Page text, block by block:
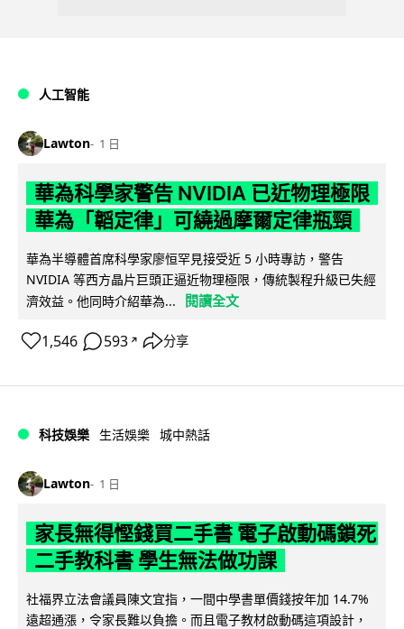
人工智能
Lawton 1 日
華為科學家警告 NVIDIA 已近物理極限
華為「韜定律」可繞過摩爾定律瓶頸
華為半導體首席科學家廖恒罕見接受近 5 小時專訪，警告
NVIDIA 等西方晶片巨頭正逼近物理極限，傳統製程升級已失經
濟效益。他同時介紹華為...
閱讀全文
1,546 593 ↗ 分享
科技娛樂 生活娛樂 城中熱話
Lawton 1 日
家長無得慳錢買二手書 電子啟動碼鎖死
二手教科書 學生無法做功課
社福界立法會議員陳文宜指，一間中學書單價錢按年加 14.7%
遠超通漲，令家長難以負擔。而且電子教材啟動碼這項設計，